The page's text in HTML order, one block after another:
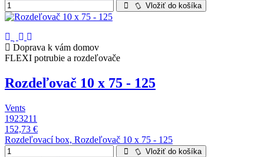
Vložiť do košíka
Doprava k vám domov
FLEXI potrubie a rozdeľovače
Rozdeľovač 10 x 75 - 125
Vents
1923211
152,73 €
Rozdeľovací box, Rozdeľovač 10 x 75 - 125
Vložiť do košíka